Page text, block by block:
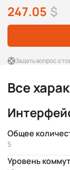
247.05 $
Задать вопрос о
Все
Общее
5
Уровень